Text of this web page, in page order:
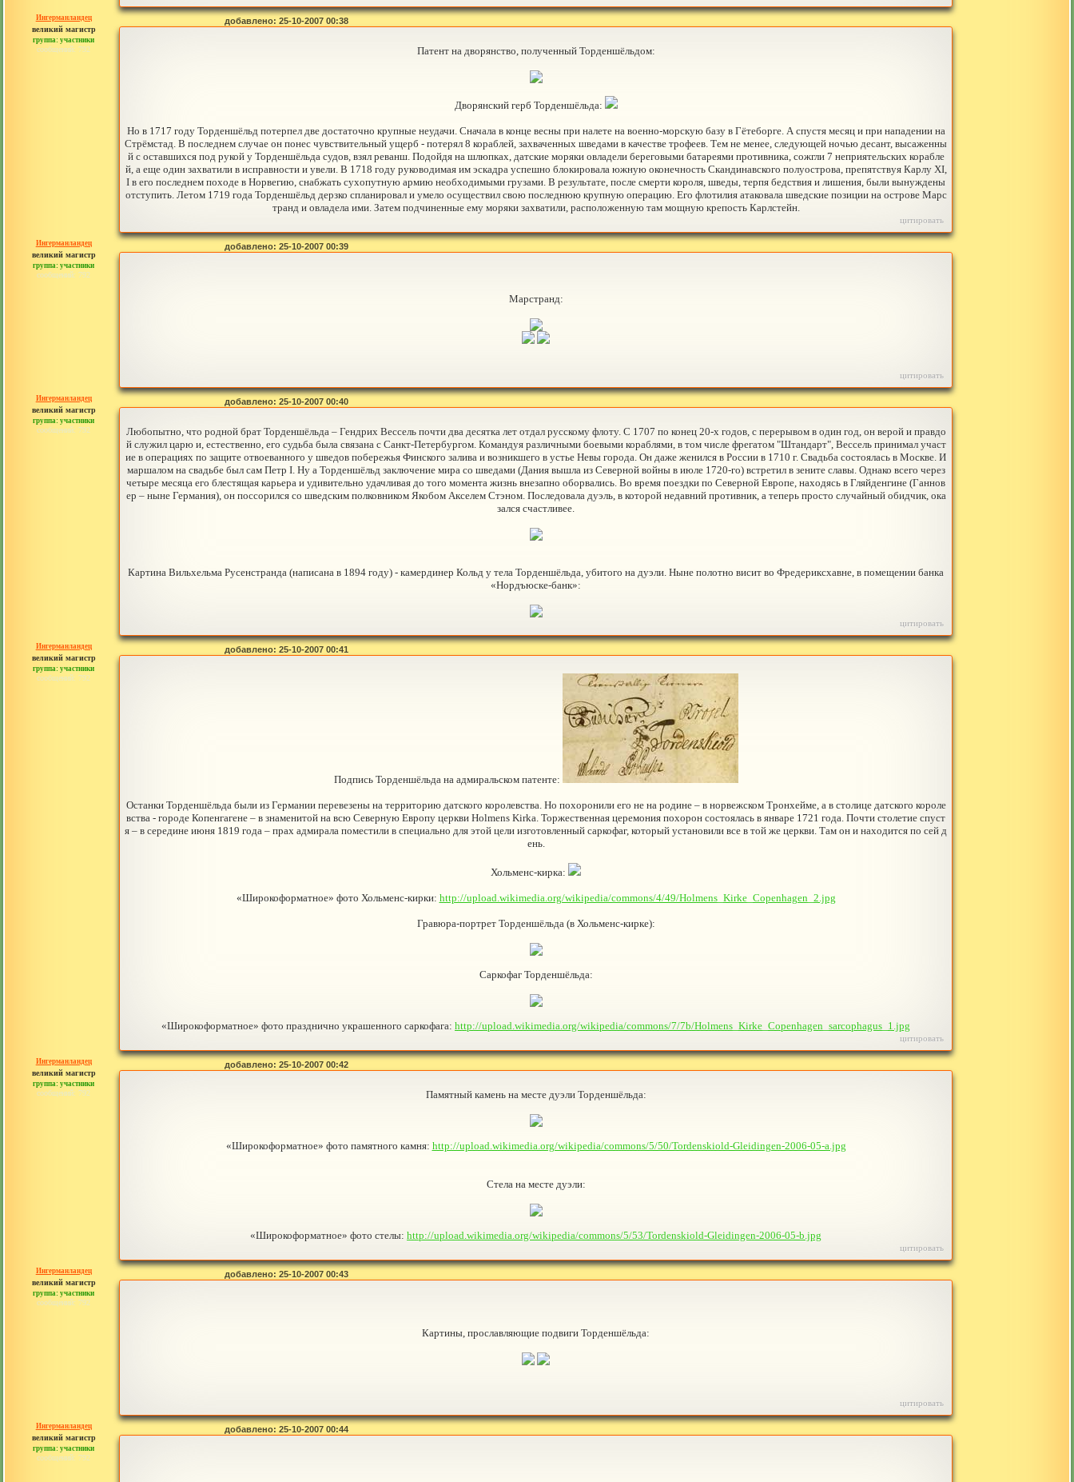
Ингерманландец
великий магистр
группа: участники
сообщений: 792
добавлено: 25-10-2007 00:38
Патент на дворянство, полученный Торденшёльдом:
Дворянский герб Торденшёльда:
Но в 1717 году Торденшёльд потерпел две достаточно крупные неудачи. Сначала в конце весны при налете на военно-морскую базу в Гётеборге. А спустя месяц и при нападении на
Стрёмстад. В последнем случае он понес чувствительный ущерб - потерял 8 кораблей, захваченных шведами в качестве трофеев. Тем не менее, следующей ночью десант, высаженны
й с оставшихся под рукой у Торденшёльда судов, взял реванш. Подойдя на шлюпках, датские моряки овладели береговыми батареями противника, сожгли 7 неприятельских корабле
й, а еще один захватили в исправности и увели. В 1718 году руководимая им эскадра успешно блокировала южную оконечность Скандинавского полуострова, препятствуя Карлу XI,
I в его последнем походе в Норвегию, снабжать сухопутную армию необходимыми грузами. В результате, после смерти короля, шведы, терпя бедствия и лишения, были вынуждены
отступить. Летом 1719 года Торденшёльд дерзко спланировал и умело осуществил свою последнюю крупную операцию. Его флотилия атаковала шведские позиции на острове Марс
транд и овладела ими. Затем подчиненные ему моряки захватили, расположенную там мощную крепость Карлстейн.
цитировать
Ингерманландец
великий магистр
группа: участники
сообщений: 792
добавлено: 25-10-2007 00:39
Марстранд:
цитировать
Ингерманландец
великий магистр
группа: участники
сообщений: 792
добавлено: 25-10-2007 00:40
Любопытно, что родной брат Торденшёльда – Гендрих Вессель почти два десятка лет отдал русскому флоту. С 1707 по конец 20-х годов, с перерывом в один год, он верой и правдо
й служил царю и, естественно, его судьба была связана с Санкт-Петербургом. Командуя различными боевыми кораблями, в том числе фрегатом "Штандарт", Вессель принимал участ
ие в операциях по защите отвоеванного у шведов побережья Финского залива и возникшего в устье Невы города. Он даже женился в России в 1710 г. Свадьба состоялась в Москве. И
маршалом на свадьбе был сам Петр I. Ну а Торденшёльд заключение мира со шведами (Дания вышла из Северной войны в июле 1720-го) встретил в зените славы. Однако всего через
четыре месяца его блестящая карьера и удивительно удачливая до того момента жизнь внезапно оборвались. Во время поездки по Северной Европе, находясь в Гляйденгине (Ганнов
ер – ныне Германия), он поссорился со шведским полковником Якобом Акселем Стэном. Последовала дуэль, в которой недавний противник, а теперь просто случайный обидчик, ока
зался счастливее.
Картина Вильхельма Русенстранда (написана в 1894 году) - камердинер Кольд у тела Торденшёльда, убитого на дуэли. Ныне полотно висит во Фредериксхавне, в помещении банка
«Нордъюске-банк»:
цитировать
Ингерманландец
великий магистр
группа: участники
сообщений: 792
добавлено: 25-10-2007 00:41
Подпись Торденшёльда на адмиральском патенте:
Останки Торденшёльда были из Германии перевезены на территорию датского королевства. Но похоронили его не на родине – в норвежском Тронхейме, а в столице датского короле
вства - городе Копенгагене – в знаменитой на всю Северную Европу церкви Holmens Kirka. Торжественная церемония похорон состоялась в январе 1721 года. Почти столетие спуст
я – в середине июня 1819 года – прах адмирала поместили в специально для этой цели изготовленный саркофаг, который установили все в той же церкви. Там он и находится по сей д
ень.
Хольменс-кирка:
«Широкоформатное» фото Хольменс-кирки: http://upload.wikimedia.org/wikipedia/commons/4/49/Holmens_Kirke_Copenhagen_2.jpg
Гравюра-портрет Торденшёльда (в Хольменс-кирке):
Саркофаг Торденшёльда:
«Широкоформатное» фото празднично украшенного саркофага: http://upload.wikimedia.org/wikipedia/commons/7/7b/Holmens_Kirke_Copenhagen_sarcophagus_1.jpg
цитировать
Ингерманландец
великий магистр
группа: участники
сообщений: 792
добавлено: 25-10-2007 00:42
Памятный камень на месте дуэли Торденшёльда:
«Широкоформатное» фото памятного камня: http://upload.wikimedia.org/wikipedia/commons/5/50/Tordenskiold-Gleidingen-2006-05-a.jpg
Стела на месте дуэли:
«Широкоформатное» фото стелы: http://upload.wikimedia.org/wikipedia/commons/5/53/Tordenskiold-Gleidingen-2006-05-b.jpg
цитировать
Ингерманландец
великий магистр
группа: участники
сообщений: 792
добавлено: 25-10-2007 00:43
Картины, прославляющие подвиги Торденшёльда:
цитировать
Ингерманландец
великий магистр
группа: участники
сообщений: 792
добавлено: 25-10-2007 00:44